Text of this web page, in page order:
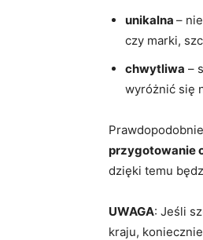
unikalna –
czy marki,
chwytliwa –
wyróżnić się
przygotowanie
dzięki temu
UWAGA: Jeśli
kraju,